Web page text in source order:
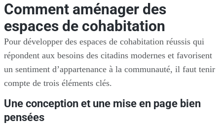
Comment aménager des
espaces de cohabitation
Pour développer des espaces de cohabitation réussis qui
répondent aux besoins des citadins modernes et favorisent
un sentiment d’appartenance à la communauté, il faut tenir
compte de trois éléments clés.
Une conception et une mise en page bien
pensées